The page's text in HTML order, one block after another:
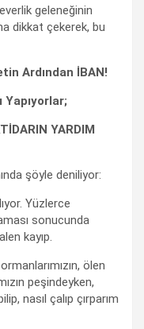
geleneğinin
dikkat çekerek, bu
Ardından İBAN!
YARDIM
şöyle deniliyor:
Yüzlerce
sonucunda
kayıp.
ölen
peşindeyken,
nasıl çalıp çırparım